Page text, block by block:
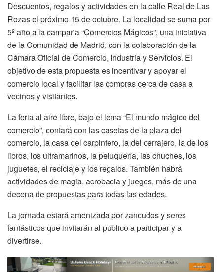
Descuentos, regalos y actividades en la calle Real de Las
Rozas el próximo 15 de octubre. La localidad se suma por
5º año a la campaña “Comercios Mágicos”, una iniciativa
de la Comunidad de Madrid, con la colaboración de la
Cámara Oficial de Comercio, Industria y Servicios. El
objetivo de esta propuesta es incentivar y apoyar el
comercio local y facilitar las compras cerca de casa a
vecinos y visitantes.
La feria al aire libre, bajo el lema “El mundo mágico del
comercio”, contará con las casetas de la plaza del
comercio, la casa del carpintero, la del cerrajero, la de los
libros, los ultramarinos, la peluquería, las chuches, los
juguetes, el reciclaje y los regalos. También habrá
actividades de magia, acrobacia y juegos, más de una
decena de propuestas para todas las edades.
La jornada estará amenizada por zancudos y seres
fantásticos que invitarán al público a participar y a
divertirse.